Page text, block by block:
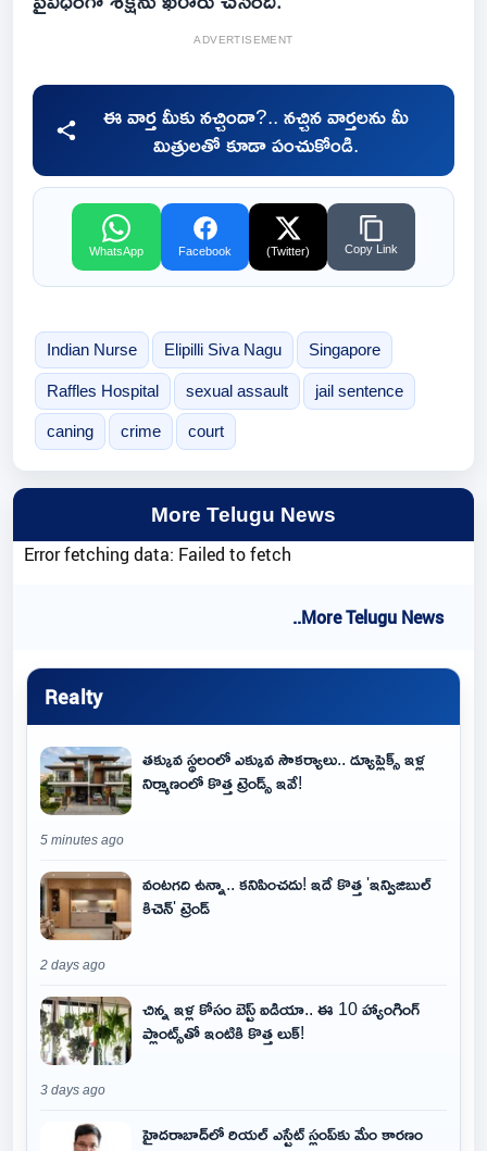
ADVERTISEMENT
ఈ వార్త మీకు నచ్చిందా?.. నచ్చిన వార్తలను మీ
మిత్రులతో కూడా పంచుకోండి.
WhatsApp Facebook (Twitter) Copy Link
Indian Nurse Elipilli Siva Nagu Singapore
Raffles Hospital sexual assault jail sentence
caning crime court
More Telugu News
Error fetching data: Failed to fetch
..More Telugu News
Realty
తక్కువ స్థలంలో ఎక్కువ సౌకర్యాలు.. డ్యూప్లెక్స్ ఇళ్ల
నిర్మాణంలో కొత్త ట్రెండ్స్ ఇవే!
5 minutes ago
వంటగది ఉన్నా.. కనిపించదు! ఇదే కొత్త 'ఇన్విజిబుల్
కిచెన్' ట్రెండ్
2 days ago
చిన్న ఇళ్ల కోసం బెస్ట్ ఐడియా.. ఈ 10 హ్యాంగింగ్
ప్లాంట్స్‌తో ఇంటికి కొత్త లుక్!
3 days ago
హైదరాబాద్‌లో రియల్ ఎస్టేట్ స్లంప్‌కు మేం కారణం